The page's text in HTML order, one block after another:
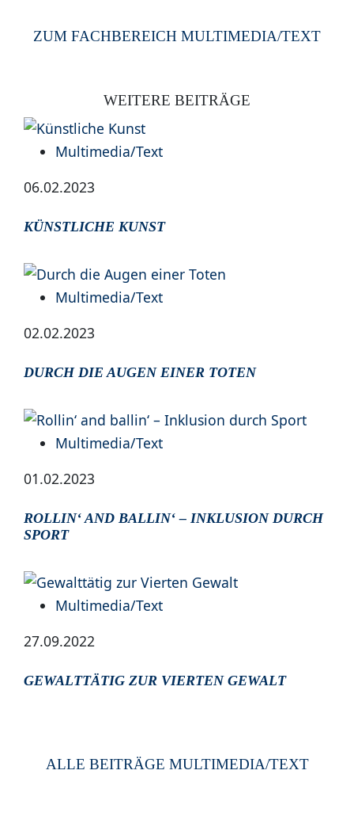
ZUM FACHBEREICH MULTIMEDIA/TEXT
WEITERE BEITRÄGE
Multimedia/Text
06.02.2023
KÜNSTLICHE KUNST
Multimedia/Text
02.02.2023
DURCH DIE AUGEN EINER TOTEN
Multimedia/Text
01.02.2023
ROLLIN‘ AND BALLIN‘ – INKLUSION DURCH
SPORT
Multimedia/Text
27.09.2022
GEWALTTÄTIG ZUR VIERTEN GEWALT
ALLE BEITRÄGE MULTIMEDIA/TEXT